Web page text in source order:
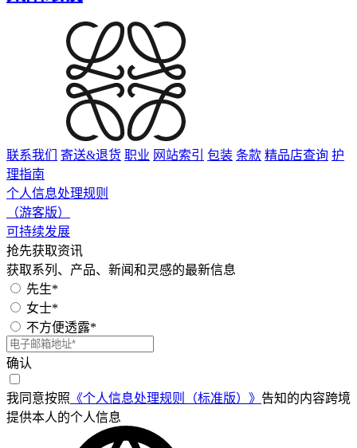
联系我们 寄送&退货 职业 网站索引 包装 条款 精品店查询 护
理指南
个人信息处理规则
（游客版）
可持续发展
抢先获取资讯
获取系列、产品、新闻和灵感的最新信息
先生*
女士*
不方便透露*
确认
我同意按照 《个人信息处理规则（标准版）》 告知的内容跨境
提供本人的个人信息